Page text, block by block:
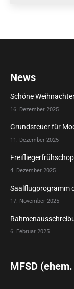
News
Schöne
16. Dezember 2025
Grundsteuer für
11. Dezember 2025
4. Dezember 2025
Saalflugprogramm
17. November 2025
6. Februar 2025
MFSD